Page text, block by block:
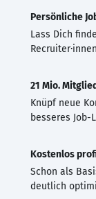
Persönliche
Lass Dich
21 Mio.
Knüpf neue
besseres Job-
Kostenlos
Schon als
deutlich